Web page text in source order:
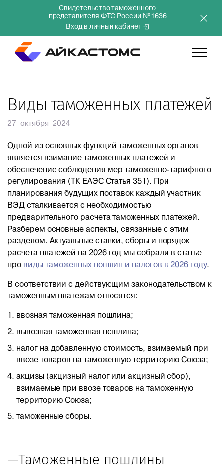
Свидетельство таможенного
представителя ФТС России №1636
Вход в личный кабинет
Услуги
Компания
Преимущества
Инвесторам
Блог
ЗАКАЗАТЬ ЗВОНОК
ПОДАТЬ ЗАЯВКУ
ВХОД
Виды таможенных платежей
27 октября 2024
Одной из основных функций таможенных органов
является взимание таможенных платежей и
обеспечение соблюдения мер таможенно-тарифного
регулирования (ТК ЕАЭС Статья 351). При
планирования будущих поставок каждый участник
ВЭД сталкивается с необходимостью
предварительного расчета таможенных платежей.
Разберем основные аспекты, связанные с этим
разделом. Актуальные ставки, сборы и порядок
расчета платежей на 2026 год мы собрали в статье
про виды таможенных пошлин и налогов в 2026 году.
В соответствии с действующим законодательством к
таможенным платежам относятся:
ввозная таможенная пошлина;
вывозная таможенная пошлина;
налог на добавленную стоимость, взимаемый при
ввозе товаров на таможенную территорию Союза;
акцизы (акцизный налог или акцизный сбор),
взимаемые при ввозе товаров на таможенную
территорию Союза;
таможенные сборы.
—Таможенные пошлины